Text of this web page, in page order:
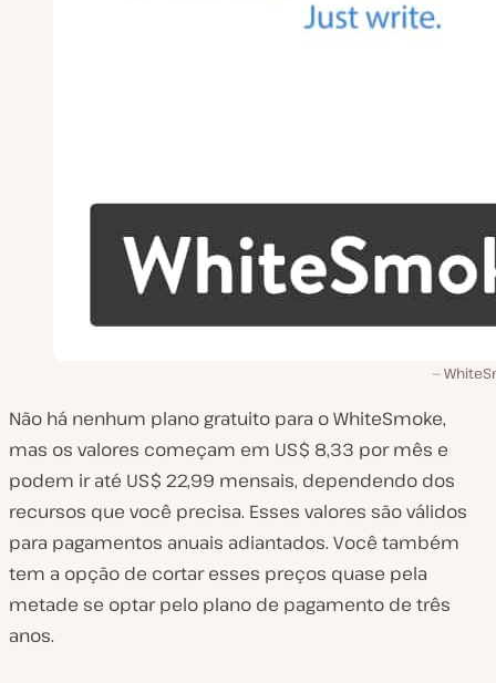
Não há nenhum plano gratuito para o WhiteSmoke,
mas os valores começam em US$ 8,33 por mês e
podem ir até US$ 22,99 mensais, dependendo dos
recursos que você precisa. Esses valores são válidos
para pagamentos anuais adiantados. Você também
tem a opção de cortar esses preços quase pela
metade se optar pelo plano de pagamento de três
anos.